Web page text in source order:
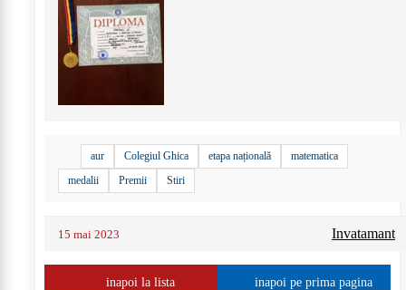
aur Colegiul Ghica etapa națională
matematica
medalii
Premii Stiri
15 mai 2023 Invatamant
inapoi la lista inapoi pe prima pagina